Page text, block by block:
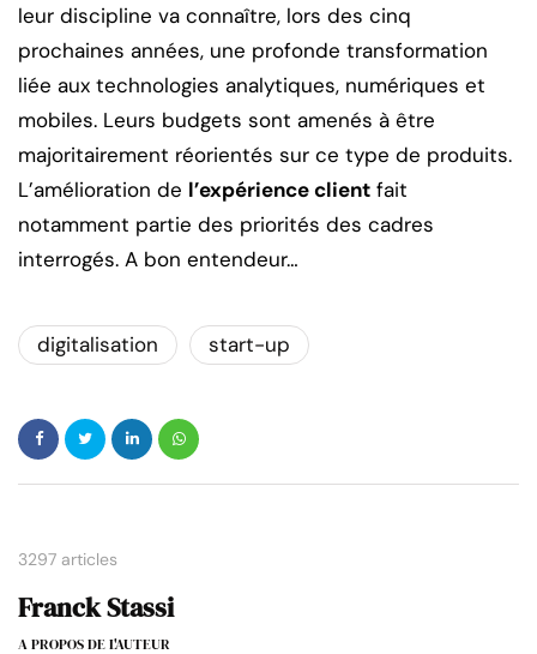
leur discipline va connaître, lors des cinq
prochaines années, une profonde transformation
liée aux technologies analytiques, numériques et
mobiles. Leurs budgets sont amenés à être
majoritairement réorientés sur ce type de produits.
L’amélioration de l’expérience client fait
notamment partie des priorités des cadres
interrogés. A bon entendeur…
digitalisation start-up
3297 articles
Franck Stassi
A PROPOS DE L'AUTEUR